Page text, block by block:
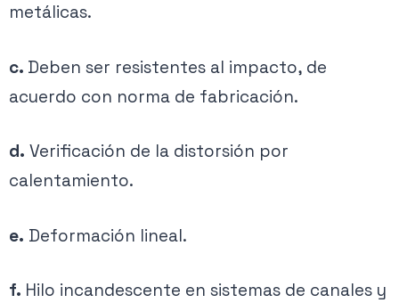
metálicas.
c. Deben ser resistentes al impacto, de
acuerdo con norma de fabricación.
d. Verificación de la distorsión por
calentamiento.
e. Deformación lineal.
f. Hilo incandescente en sistemas de canales y